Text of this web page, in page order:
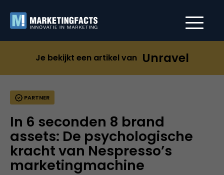
Je bekijkt een artikel van Unravel
PARTNER
In 6 seconden 8 brand
assets: De psychologische
kracht van Nespresso’s
marketingmachine